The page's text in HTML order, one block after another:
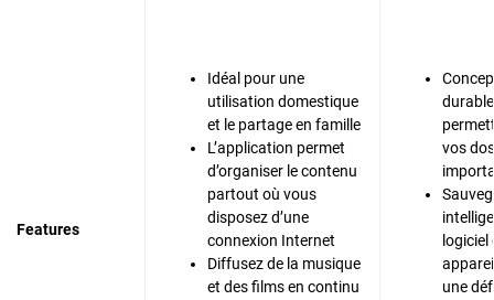
Features
Idéal pour une
utilisation domestique
et le partage en famille
L’application permet
d’organiser le contenu
partout où vous
disposez d’une
connexion Internet
Diffusez de la musique
et des films en continu
vos
logiciel
une